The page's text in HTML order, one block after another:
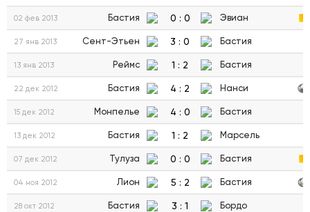
02 фев 2013 Бастия 0 : 0 Эвиан
27 янв 2013 Сент-Этьен 3 : 0 Бастия
13 янв 2013 Реймс 1 : 2 Бастия
22 дек 2012 Бастия 4 : 2 Нанси
15 дек 2012 Монпелье 4 : 0 Бастия
13 дек 2012 Бастия 1 : 2 Марсель
07 дек 2012 Тулуза 0 : 0 Бастия
04 ноя 2012 Лион 5 : 2 Бастия
28 окт 2012 Бастия 3 : 1 Бордо